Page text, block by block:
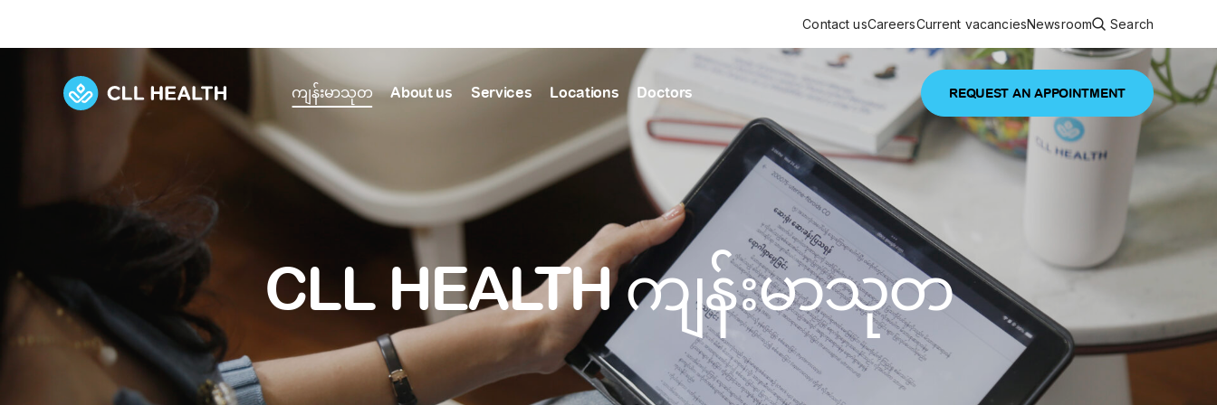
ကျန်းမာသုတ
View all health articles
Emergencies
Diseases and Conditions
Symptoms
Tests and Procedures
Find Health articles by first letter
A B G H I J
Q R S
X Y Z
Or search by keyword
ALL ARTICLES
Featured article
About us
About us
Discover our commitment to transforming healthcare
Our history
Careers
News & Announcements
Services
Explore Services
Comprehensive care for your health and well-being
Primary care Developmental screening
Immunisation Diagnostics
Digestive care Fertility care
Our featured services
Trusted care for every stage of life
Primary care
Comprehensive and continuing health care from prenatal
to elderly stages, coordinating with specialists as
needed
Locations
Our Facilities
Comprehensive care for your health and well-being
Our polyclinics
Quality primary and specialty care near you
Our clinics
Diagnostics and treatment in one place
Our clinics
Dedicated to providing comprehensive interdisciplinary
healthcare services
Shin Saw Pu Clinic
A Top-Tier Primary Care Facility Inaugurated in Yangon for
Local and Expatriate Families
Doctors REQUEST AN APPOINTMENT
Contact usCareersCurrent vacanciesNewsroom Search
CLL HEALTH ကျန်းမာသုတ